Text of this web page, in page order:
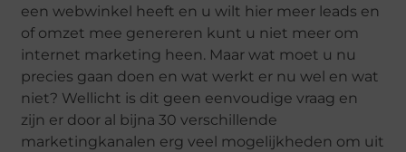
een webwinkel heeft en u wilt hier meer leads en
of omzet mee genereren kunt u niet meer om
internet marketing heen. Maar wat moet u nu
precies gaan doen en wat werkt er nu wel en wat
niet? Wellicht is dit geen eenvoudige vraag en
zijn er door al bijna 30 verschillende
marketingkanalen erg veel mogelijkheden om uit